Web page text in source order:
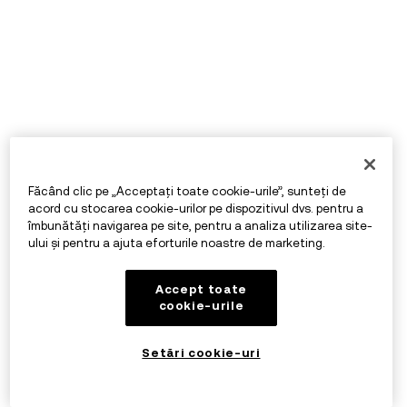
Făcând clic pe „Acceptați toate cookie-urile”, sunteți de
acord cu stocarea cookie-urilor pe dispozitivul dvs. pentru a
îmbunătăți navigarea pe site, pentru a analiza utilizarea site-
ului și pentru a ajuta eforturile noastre de marketing.
Accept toate
cookie-urile
Setări cookie-uri